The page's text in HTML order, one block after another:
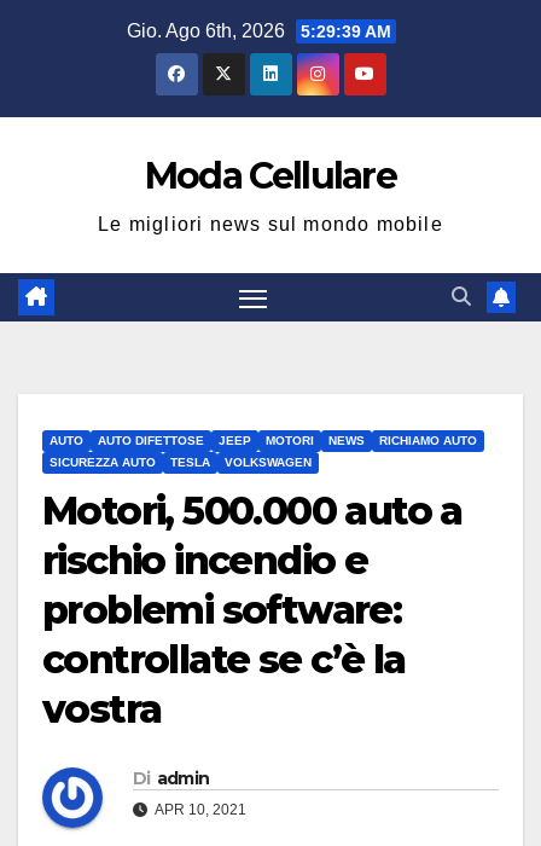
Gio. Ago 6th, 2026 5:29:40 AM
Moda Cellulare
Le migliori news sul mondo mobile
AUTO AUTO DIFETTOSE JEEP MOTORI NEWS
RICHIAMO AUTO
SICUREZZA AUTO
TESLA VOLKSWAGEN
Motori, 500.000 auto a
rischio incendio e
problemi software:
controllate se c’è la
vostra
Di admin
APR 10, 2021